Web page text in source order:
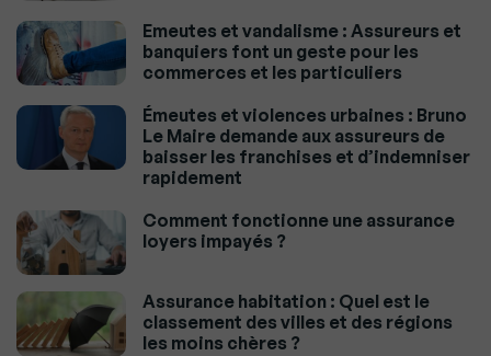
Emeutes et vandalisme : Assureurs et
banquiers font un geste pour les
commerces et les particuliers
Émeutes et violences urbaines : Bruno
Le Maire demande aux assureurs de
baisser les franchises et d’indemniser
rapidement
Comment fonctionne une assurance
loyers impayés ?
Assurance habitation : Quel est le
classement des villes et des régions
les moins chères ?